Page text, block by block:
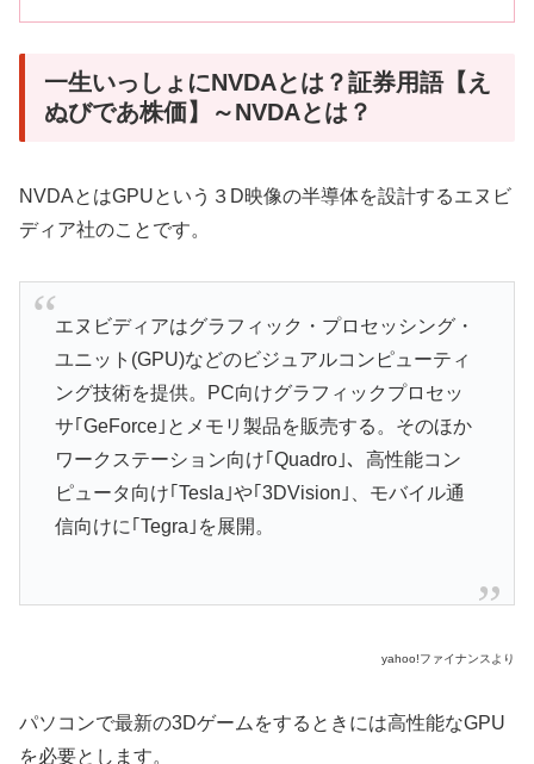
一生いっしょにNVDAとは？証券用語【え
ぬびであ株価】～NVDAとは？
NVDAとはGPUという３D映像の半導体を設計するエヌビ
ディア社のことです。
エヌビディアはグラフィック・プロセッシング・
ユニット(GPU)などのビジュアルコンピューティ
ング技術を提供。PC向けグラフィックプロセッ
サ｢GeForce｣とメモリ製品を販売する。そのほか
ワークステーション向け｢Quadro｣、高性能コン
ピュータ向け｢Tesla｣や｢3DVision｣、モバイル通
信向けに｢Tegra｣を展開。
yahoo!ファイナンスより
パソコンで最新の3Dゲームをするときには高性能なGPU
を必要とします。